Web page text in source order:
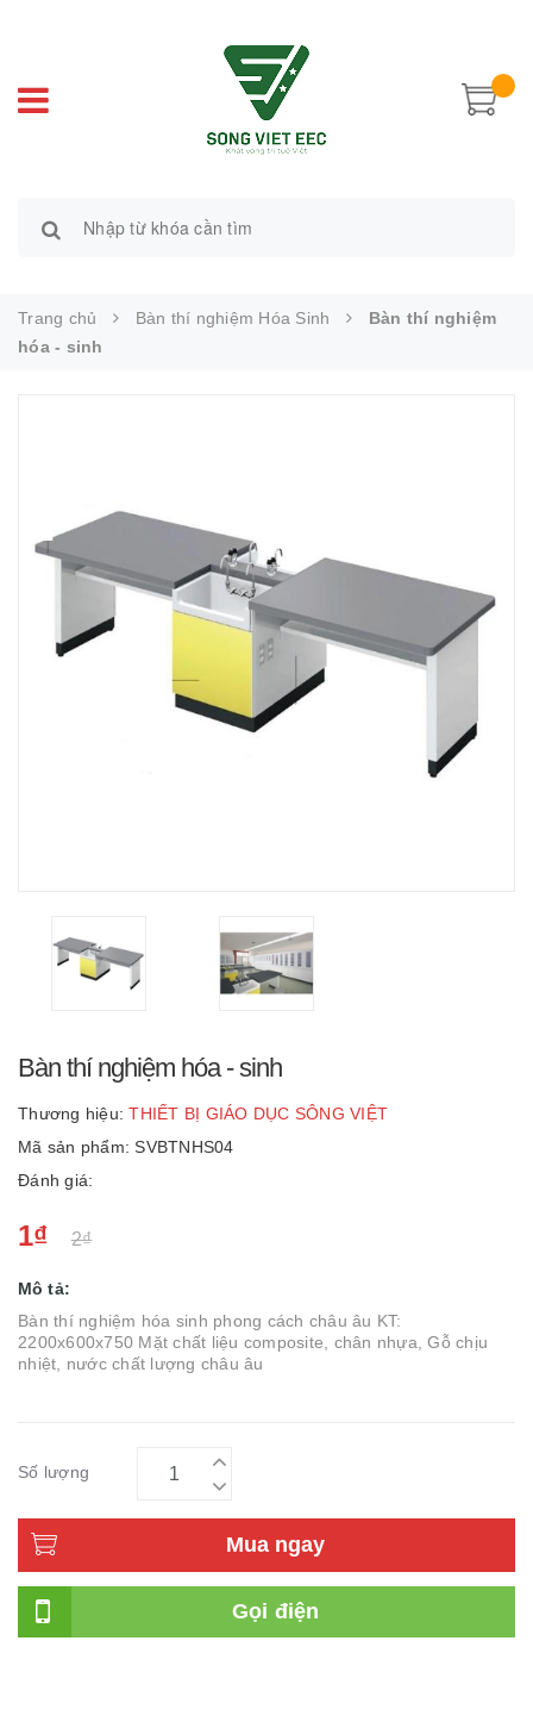
Trang chủ Bàn thí nghiệm Hóa Sinh
Bàn thí nghiệm
hóa - sinh
Bàn thí nghiệm hóa - sinh
Thương hiệu: THIẾT BỊ GIÁO DỤC SÔNG VIỆT
Mã sản phẩm: SVBTNHS04
Đánh giá:
1₫ 2₫
Mô tả:
Bàn thí nghiệm hóa sinh phong cách châu âu KT:
2200x600x750 Mặt chất liệu composite, chân nhựa, Gỗ chịu
nhiệt, nước chất lượng châu âu
Số lượng
Mua ngay
Gọi điện